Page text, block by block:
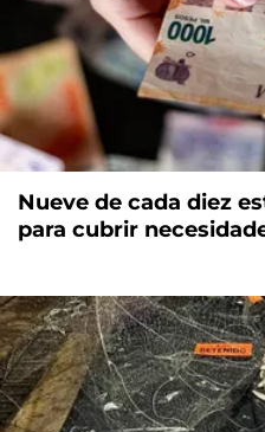
Nueve de cada diez
para cubrir